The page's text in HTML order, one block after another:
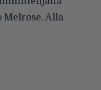
Alla